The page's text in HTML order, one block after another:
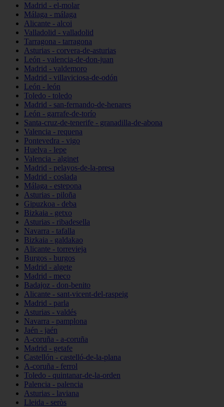
Madrid - el-molar
Málaga - málaga
Alicante - alcoi
Valladolid - valladolid
Tarragona - tarragona
Asturias - corvera-de-asturias
León - valencia-de-don-juan
Madrid - valdemoro
Madrid - villaviciosa-de-odón
León - león
Toledo - toledo
Madrid - san-fernando-de-henares
León - garrafe-de-torío
Santa-cruz-de-tenerife - granadilla-de-abona
Valencia - requena
Pontevedra - vigo
Huelva - lepe
Valencia - alginet
Madrid - pelayos-de-la-presa
Madrid - coslada
Málaga - estepona
Asturias - piloña
Gipuzkoa - deba
Bizkaia - getxo
Asturias - ribadesella
Navarra - tafalla
Bizkaia - galdakao
Alicante - torrevieja
Burgos - burgos
Madrid - algete
Madrid - meco
Badajoz - don-benito
Alicante - sant-vicent-del-raspeig
Madrid - parla
Asturias - valdés
Navarra - pamplona
Jaén - jaén
A-coruña - a-coruña
Madrid - getafe
Castellón - castelló-de-la-plana
A-coruña - ferrol
Toledo - quintanar-de-la-orden
Palencia - palencia
Asturias - laviana
Lleida - seròs